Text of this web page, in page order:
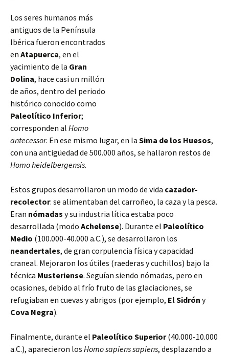
Los seres humanos más
antiguos de la Península
Ibérica fueron encontrados
en Atapuerca, en el
yacimiento de la Gran
Dolina, hace casi un millón
de años, dentro del periodo
histórico conocido como
Paleolítico Inferior;
corresponden al Homo
antecessor. En ese mismo lugar, en la Sima de los Huesos,
con una antigüedad de 500.000 años, se hallaron restos de
Homo heidelbergensis.
Estos grupos desarrollaron un modo de vida cazador-
recolector: se alimentaban del carroñeo, la caza y la pesca.
Eran nómadas y su industria lítica estaba poco
desarrollada (modo Achelense). Durante el Paleolítico
Medio (100.000-40.000 a.C.), se desarrollaron los
neandertales, de gran corpulencia física y capacidad
craneal. Mejoraron los útiles (raederas y cuchillos) bajo la
técnica Musteriense. Seguían siendo nómadas, pero en
ocasiones, debido al frío fruto de las glaciaciones, se
refugiaban en cuevas y abrigos (por ejemplo, El Sidrón y
Cova Negra).
Finalmente, durante el Paleolítico Superior(40.000-10.000
a.C.), aparecieron los Homo sapiens sapiens, desplazando a